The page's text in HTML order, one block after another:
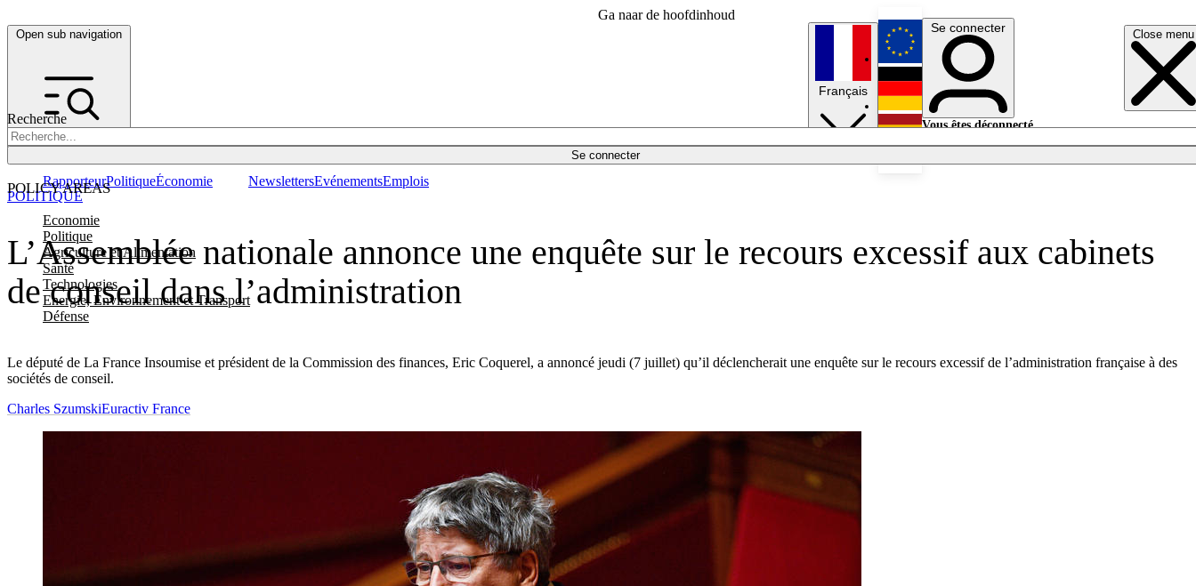
Ga naar de hoofdinhoud
Open sub navigation Close menu
Recherche
Se connecter
POLICY AREAS
Economie
Politique
Agriculture et Alimentation
Santé
Technologies
Energie, Environnement et Transport
Défense
RapporteurPolitiqueÉconomie NewslettersEvénementsEmplois
Français
English
Deutsch
Se connecter
Vous êtes déconnecté.
L’Assemblée nationale annonce une enquête sur le recours excessif aux cabinets
de conseil dans l’administration
Le député de La France Insoumise et président de la Commission des finances, Eric Coquerel, a annoncé jeudi (7 juillet) qu’il déclencherait une enquête sur le recours excessif de l’administration française à des
sociétés de conseil.
POLITIQUE
Charles SzumskiEuractiv France